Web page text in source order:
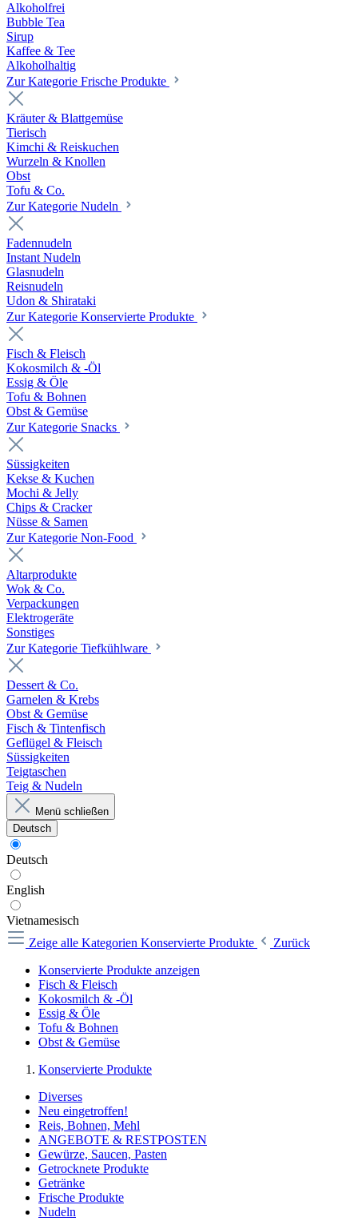
Alkoholfrei
Bubble Tea
Sirup
Kaffee & Tee
Alkoholhaltig
Zur Kategorie Frische Produkte
Kräuter & Blattgemüse
Tierisch
Kimchi & Reiskuchen
Wurzeln & Knollen
Obst
Tofu & Co.
Zur Kategorie Nudeln
Fadennudeln
Instant Nudeln
Glasnudeln
Reisnudeln
Udon & Shirataki
Zur Kategorie Konservierte Produkte
Fisch & Fleisch
Kokosmilch & -Öl
Essig & Öle
Tofu & Bohnen
Obst & Gemüse
Zur Kategorie Snacks
Süssigkeiten
Kekse & Kuchen
Mochi & Jelly
Chips & Cracker
Nüsse & Samen
Zur Kategorie Non-Food
Altarprodukte
Wok & Co.
Verpackungen
Elektrogeräte
Sonstiges
Zur Kategorie Tiefkühlware
Dessert & Co.
Garnelen & Krebs
Obst & Gemüse
Fisch & Tintenfisch
Geflügel & Fleisch
Süssigkeiten
Teigtaschen
Teig & Nudeln
Menü schließen
Deutsch
Deutsch
English
Vietnamesisch
Zeige alle Kategorien Konservierte Produkte
Zurück
Konservierte Produkte anzeigen
Fisch & Fleisch
Kokosmilch & -Öl
Essig & Öle
Tofu & Bohnen
Obst & Gemüse
Konservierte Produkte
Diverses
Neu eingetroffen!
Reis, Bohnen, Mehl
ANGEBOTE & RESTPOSTEN
Gewürze, Saucen, Pasten
Getrocknete Produkte
Getränke
Frische Produkte
Nudeln